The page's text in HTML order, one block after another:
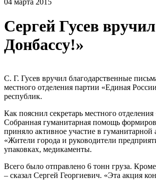
Сергей Гусев
Донбассу!»
С. Г. Гусев вручил благодарственные
местного отделения партии «Единая
республик.
Как пояснил секретарь местного
Собранная гуманитарная помощь
приняло активное участие в
«Жители города и руководители
упаковках, медикаменты.
Всего было отправлено 6 тонн груза.
– сказал Сергей Георгиевич. «Эта акция